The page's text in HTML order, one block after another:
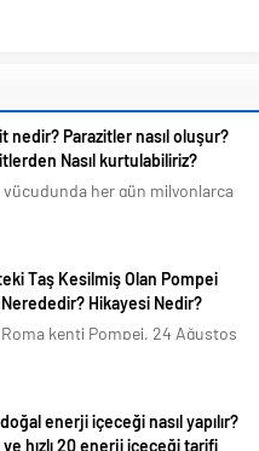
nedir? Parazitler nasıl oluşur?
Nasıl kurtulabiliriz?
vücudunda her gün milyonlarca
Tıpta genelleme yapılarak sanki
Taş Kesilmiş Olan Pompei
Hikayesi Nedir?
kenti Pompei, 24 Ağustos
antik Pompeii kentinden taş
enerji içeceği nasıl yapılır?
ve hızlı 20 enerji içeceği tarifi